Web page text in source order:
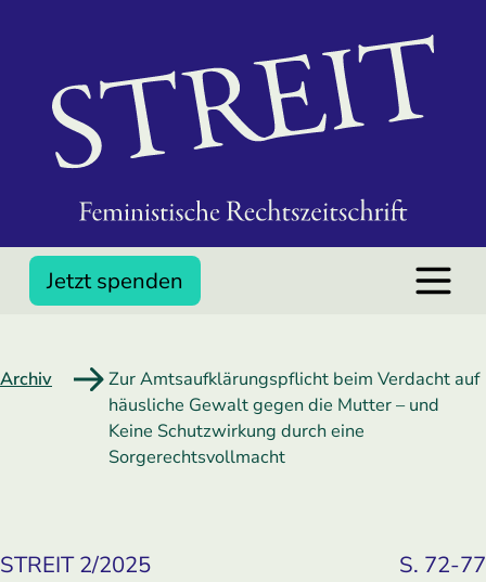
Jetzt spenden
Archiv
Zur Amtsaufklärungspflicht beim Verdacht auf
häusliche Gewalt gegen die Mutter – und
Keine Schutzwirkung durch eine
Sorgerechtsvollmacht
STREIT 2/2025 S. 72-77